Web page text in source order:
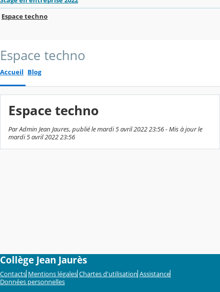
Espace techno
Espace techno
Accueil Blog
Espace techno
Par Admin Jean Jaures, publié le mardi 5 avril 2022 23:56 - Mis à jour le
mardi 5 avril 2022 23:56
Collège Jean Jaurès
Contacts Mentions légales Chartes d'utilisation Assistance
Données personnelles